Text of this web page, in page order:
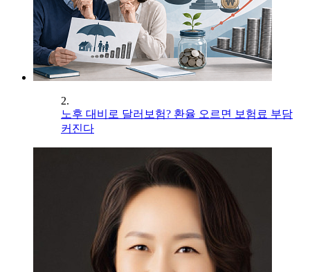
2.
노후 대비로 달러보험? 환율 오르면 보험료 부담
커진다